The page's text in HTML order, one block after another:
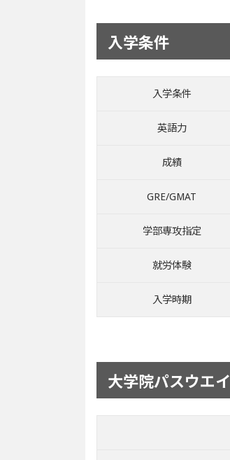
入学条件
入学条件
英語力
成績
GRE/GMAT
学部専攻指定
就労体験
入学時期
大学院パスウエイ